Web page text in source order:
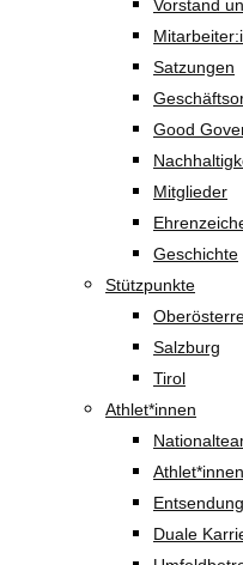
Vorstand
Satzungen
Good
Mitglieder
Geschichte
Stützpunkte
Salzburg
Tirol
Athlet*innen
Duale